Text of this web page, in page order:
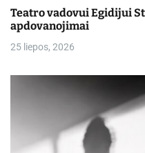
Teatro vadovui Egidijui
apdovanojimai
25 liepos, 2026